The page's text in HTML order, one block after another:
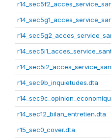
r14_sec9b_inquietudes.dta
r14_sec12_bilan_entretien.dta
r15_sec0_cover.dta